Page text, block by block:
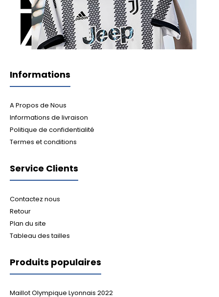
Informations
A Propos de Nous
Informations de livraison
Politique de confidentialité
Termes et conditions
Service Clients
Contactez nous
Retour
Plan du site
Tableau des tailles
Produits populaires
Maillot Olympique Lyonnais 2022